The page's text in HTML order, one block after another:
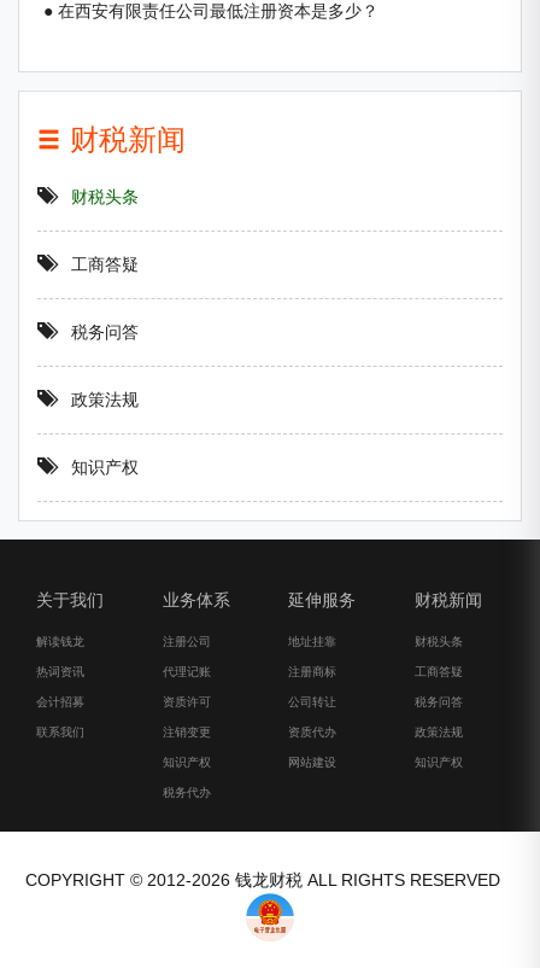
● 在西安有限责任公司最低注册资本是多少？
财税新闻
财税头条
工商答疑
税务问答
政策法规
知识产权
关于我们
解读钱龙
热词资讯
会计招募
联系我们
业务体系
注册公司
代理记账
资质许可
注销变更
知识产权
税务代办
延伸服务
地址挂靠
注册商标
公司转让
资质代办
网站建设
财税新闻
财税头条
工商答疑
税务问答
政策法规
知识产权
COPYRIGHT © 2012-2026 钱龙财税 ALL RIGHTS RESERVED